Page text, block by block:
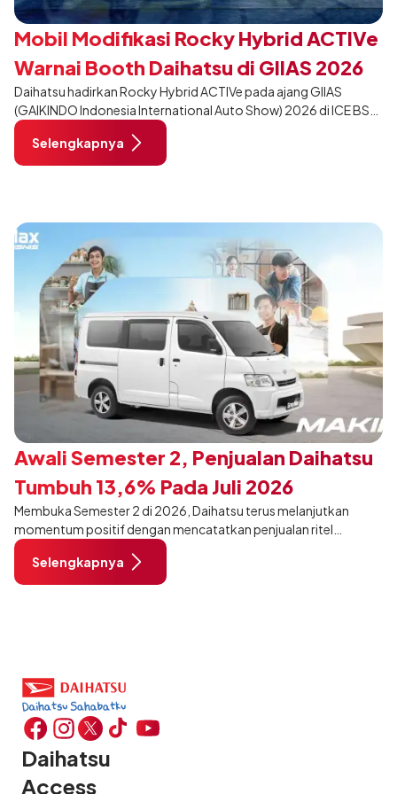
Mobil Modifikasi Rocky Hybrid ACTIVe
Warnai Booth Daihatsu di GIIAS 2026
Daihatsu hadirkan Rocky Hybrid ACTIVe pada ajang GIIAS
(GAIKINDO Indonesia International Auto Show) 2026 di ICE BSD
City, Tangerang. Terdapat 2 unit Rocky Hybrid yang
dimodifikasi untuk menghadirkan sarana inspirasi bagi
pengunjung mendukung gaya hidup yang aktif.
Selengkapnya
Awali Semester 2, Penjualan Daihatsu
Tumbuh 13,6% Pada Juli 2026
Membuka Semester 2 di 2026, Daihatsu terus melanjutkan
momentum positif dengan mencatatkan penjualan ritel
sebanyak 12.750 unit pada Juli 2026. Capaian tersebut tumbuh
13,6% dibandingkan periode yang sama tahun lalu sebanyak
11.220 unit, dan tetap stabil dibandingkan bulan Juni 2026 lalu.
Selengkapnya
Daihatsu
Access